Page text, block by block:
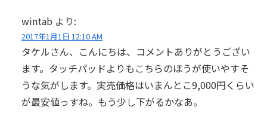
wintab より:
2017年1月1日 12:10 AM
タケルさん、こんにちは、コメントありがとうござい
ます。タッチパッドよりもこちらのほうが使いやすそ
うな気がします。実売価格はいまんとこ9,000円くらい
が最安値っすね。もう少し下がるかなあ。